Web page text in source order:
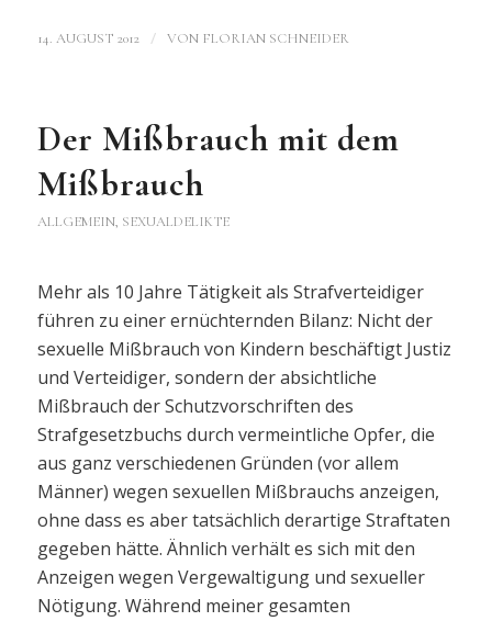
14. AUGUST 2012 / VON FLORIAN SCHNEIDER
Der Mißbrauch mit dem
Mißbrauch
ALLGEMEIN, SEXUALDELIKTE
Mehr als 10 Jahre Tätigkeit als Strafverteidiger
führen zu einer ernüchternden Bilanz: Nicht der
sexuelle Mißbrauch von Kindern beschäftigt Justiz
und Verteidiger, sondern der absichtliche
Mißbrauch der Schutzvorschriften des
Strafgesetzbuchs durch vermeintliche Opfer, die
aus ganz verschiedenen Gründen (vor allem
Männer) wegen sexuellen Mißbrauchs anzeigen,
ohne dass es aber tatsächlich derartige Straftaten
gegeben hätte. Ähnlich verhält es sich mit den
Anzeigen wegen Vergewaltigung und sexueller
Nötigung. Während meiner gesamten